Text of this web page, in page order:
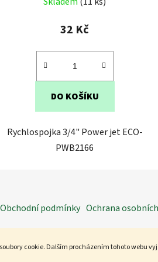
cookie. Dalším procházením tohoto webu
32 Kč
DO KOŠÍKU
Rychlospojka 3/4" Power jet ECO-
PWB2166
Obchodní podmínky Ochrana